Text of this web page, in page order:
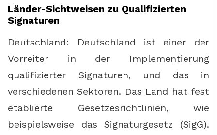
Länder-Sichtweisen zu Qualifizierten
Signaturen
Deutschland: Deutschland ist einer der
Vorreiter in der Implementierung
qualifizierter Signaturen, und das in
verschiedenen Sektoren. Das Land hat fest
etablierte Gesetzesrichtlinien, wie
beispielsweise das Signaturgesetz (SigG).